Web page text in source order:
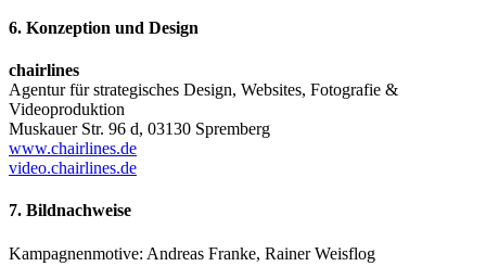
6. Konzeption und Design
chairlines
Agentur für strategisches Design, Websites, Fotografie &
Videoproduktion
Muskauer Str. 96 d, 03130 Spremberg
www.chairlines.de
video.chairlines.de
7. Bildnachweise
Kampagnenmotive: Andreas Franke, Rainer Weisflog